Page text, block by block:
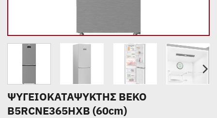
ΨΥΓΕΙΟΚΑΤΑΨΥΚΤΗΣ BEKO
B5RCNE365HXB (60cm)